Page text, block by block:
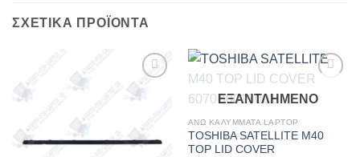
ΣΧΕΤΙΚΆ ΠΡΟΪΌΝΤΑ
Add to
Wishlist
Wishlist
ΕΞΑΝΤΛΗΜΈΝΟ
ΑΝΩ ΚΑΛΥΜΜΑΤΑ LAPTOP
TOSHIBA SATELLITE M40
TOP LID COVER